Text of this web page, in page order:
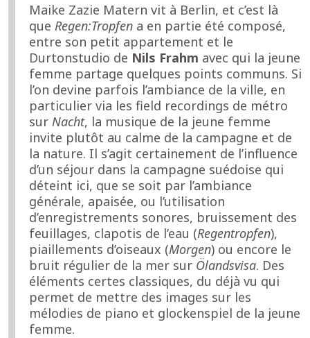
Maike Zazie Matern vit à Berlin, et c’est là
que Regen:Tropfen a en partie été composé,
entre son petit appartement et le
Durtonstudio de Nils Frahm avec qui la jeune
femme partage quelques points communs. Si
l’on devine parfois l’ambiance de la ville, en
particulier via les field recordings de métro
sur Nacht, la musique de la jeune femme
invite plutôt au calme de la campagne et de
la nature. Il s’agit certainement de l’influence
d’un séjour dans la campagne suédoise qui
déteint ici, que se soit par l’ambiance
générale, apaisée, ou l’utilisation
d’enregistrements sonores, bruissement des
feuillages, clapotis de l’eau (Regentropfen),
piaillements d’oiseaux (Morgen) ou encore le
bruit régulier de la mer sur Ölandsvisa. Des
éléments certes classiques, du déjà vu qui
permet de mettre des images sur les
mélodies de piano et glockenspiel de la jeune
femme.